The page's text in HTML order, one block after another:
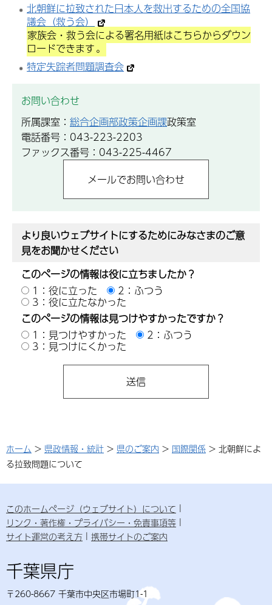
北朝鮮に拉致された日本人を救出するための全国協
議会（救う会）
家族会・救う会による署名用紙はこちらからダウン
ロードできます。
特定失踪者問題調査会
お問い合わせ
所属課室： 総合企画部政策企画課政策室
電話番号：043-223-2203
ファックス番号：043-225-4467
より良いウェブサイトにするためにみなさまのご意
見をお聞かせください
このページの情報は役に立ちましたか？
1：役に立った
2：ふつう
3：役に立たなかった
このページの情報は見つけやすかったですか？
1：見つけやすかった
2：ふつう
3：見つけにくかった
ホーム > 県政情報・統計 > 県のご案内 > 国際関係 > 北朝鮮によ
る拉致問題について
このホームページ（ウェブサイト）について
リンク・著作権・プライバシー・免責事項等
サイト運営の考え方
携帯サイトのご案内
千葉県庁
〒260-8667 千葉市中央区市場町1-1